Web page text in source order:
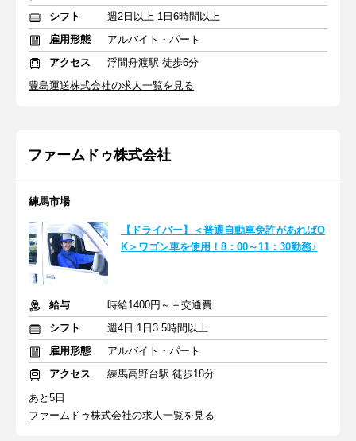
シフト
週2日以上 1日6時間以上
雇用形態
アルバイト・パート
アクセス
浮間舟渡駅 徒歩6分
豊島運送株式会社の求人一覧を見る
ファームドゥ株式会社
練馬市場
【ドライバー】＜普通自動車免許があればO
K＞ワゴン車を使用！8：00～11：30勤務♪
給与
時給1400円～＋交通費
シフト
週4日 1日3.5時間以上
雇用形態
アルバイト・パート
アクセス
練馬高野台駅 徒歩18分
あと5日
ファームドゥ株式会社の求人一覧を見る